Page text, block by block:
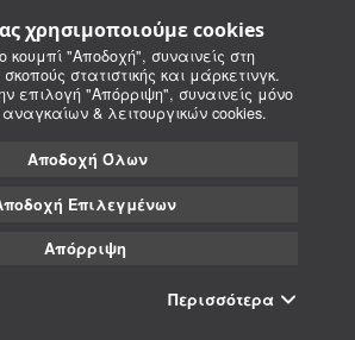
χρησιμοποιούμε cookies
κουμπί "Αποδοχή", συναινείς στη
στατιστικής και μάρκετινγκ.
επιλογή "Απόρριψη", συναινείς μόνο
& λειτουργικών cookies.
Αποδοχή Όλων
Επιλεγμένων
Απόρριψη
Περισσότερα